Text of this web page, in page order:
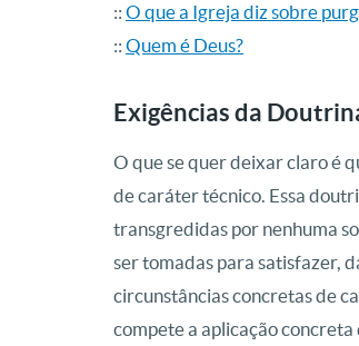
:: O que a Igreja diz sobre
:: Quem é Deus?
Exigências da
O que se quer deixar claro é
de caráter técnico. Essa
transgredidas por nenhuma
ser tomadas para satisfazer,
circunstâncias concretas de
compete a aplicação